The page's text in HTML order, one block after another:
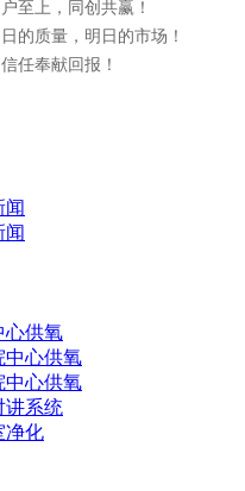
至上，同创共赢！
的质量，明日的市场！
任奉献回报！
闻
闻
心供氧
中心供氧
中心供氧
讲系统
净化